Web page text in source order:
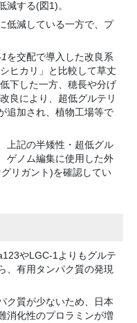
減する(図1)。
低減している一方で、プ
を交配で導入した改良系
ヒカリ」と比較して草丈
下した一方、穂長や分げ
良により、超低グルテリ
追加され、植物工場等で
上記の半矮性・超低グル
ゲノム編集に使用した外
リガント)を確認してい
やLGC-1よりもグルテ
、有用タンパク質の発現
ク質が少ないため、日本
消化性のプロラミンが増